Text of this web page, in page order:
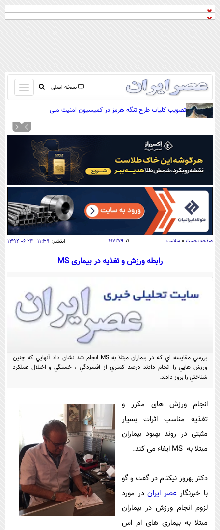
نسخه اصلی
باز
و
کردن
صفحه اول
آرشیو
نظرسنجی
آب و هوا
اوقات شرعی
سواد زندگی
اقتصاد
اقتصادی
جامعه
حوادث
یک برش دانایی
سفر و تفریح
بین الملل
علم و دانش
علمی
گوناگون
سرگرمی
مجله تصویری سلاح
فیلم
ورزش
سیاست
سرگرمی
فناوری
گوناگون
خواندنی ها و دیدنی ها
داستان کوتاه
پیامک
روانشناسی
آشپزی
آموزش زبان
تصویب کلیات طرح تنگه هرمز در کمیسیون امنیت ملی
صفحه نخست » سلامت کد۴۱۷۲۷۹ انتشار: ۱۱:۳۹ - ۲۴-۰۶-۱۳۹۴
رابطه ورزش و تغذیه در بیماری MS
بررسي مقايسه اي که در بيماران مبتلا به MS انجام شد نشان داد آنهايي كه چنين
ورزش هايي را انجام دادند درصد كمتري از افسردگي ، خستگي و اختلال عملكرد
شناختي را بروز دادند.
انجام ورزش های مکرر و
تغذیه مناسب اثرات بسیار
مثبتی در روند بهبود بیماران
مبتلا به MS ایفاء می کند.
دکتر بهروز نیکنام در گفت و گو
با خبرنگارعصر ایراندر مورد
لزوم انجام ورزش در بیماران
مبتلا به بیماری های ام اس